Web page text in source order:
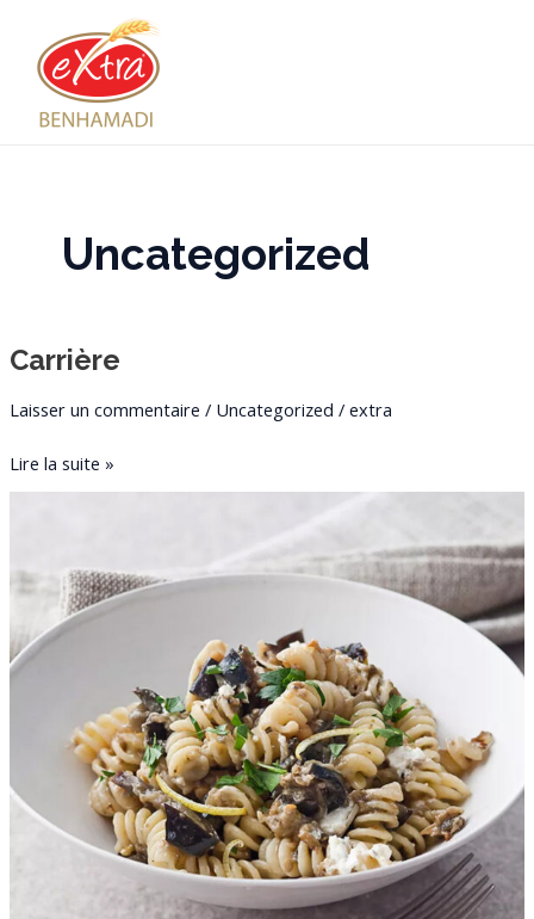
contenu
Uncategorized
Carrière
Laisser un commentaire / Uncategorized / extra
Carrière
Lire la suite »
complet
aubergines